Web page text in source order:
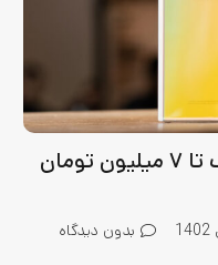
بهترین گوشی های سامسونگ تا ۷ میلیون تومان
بدون دیدگاه